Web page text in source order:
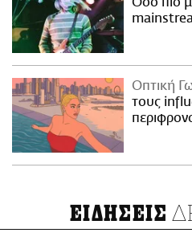
Οπτική
τους
ΕΙΔΗΣΕΙΣ